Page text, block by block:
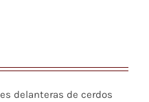
delanteras de cerdos